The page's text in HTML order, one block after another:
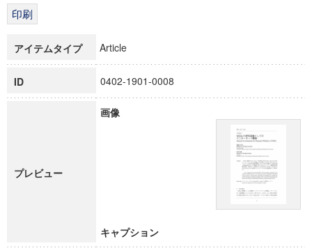
博士課程教育リーディングプログラム「超成熟社会発展のサ
アイテムタイプ Article
ID 0402-1901-0008
プレビュー
画像
キャプション